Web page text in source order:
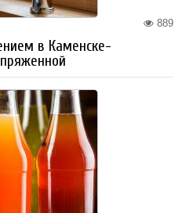
889
в Каменске-